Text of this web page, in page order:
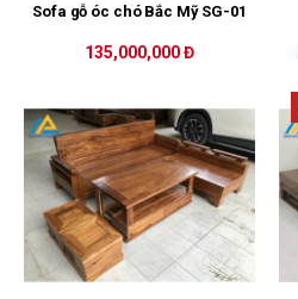
Sofa gỗ óc chó Bắc Mỹ SG-01
135,000,000 Đ